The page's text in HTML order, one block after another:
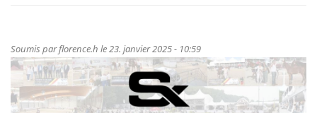
Soumis parflorence.h le 23. janvier 2025 - 10:59